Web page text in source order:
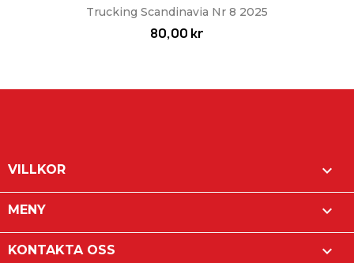
Trucking Scandinavia Nr 8 2025
80,00 kr
VILLKOR 
MENY 
KONTAKTA OSS 